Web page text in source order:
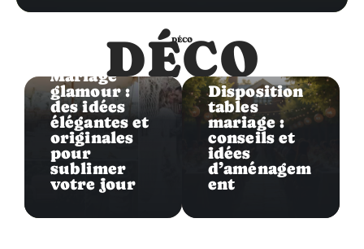
DÉCO
DÉCO
Mariage
glamour :
des idées
élégantes et
originales
pour
sublimer
votre jour
Déco
Disposition
tables
mariage :
conseils et
idées
d’aménagem
ent